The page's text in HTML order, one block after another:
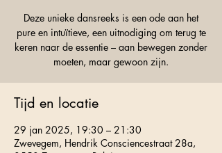
Deze unieke dansreeks is een ode aan het
pure en intuïtieve, een uitnodiging om terug te
keren naar de essentie – aan bewegen zonder
moeten, maar gewoon zijn.
Tijd en locatie
29 jan 2025, 19:30 – 21:30
Zwevegem, Hendrik Consciencestraat 28a,